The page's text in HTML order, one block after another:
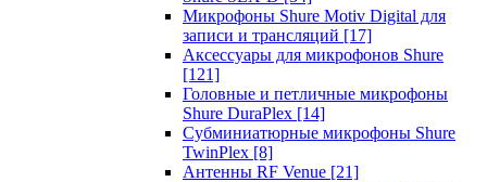
Микрофоны Shure Motiv Digital для
записи и трансляций [17]
Аксессуары для микрофонов Shure
[121]
Головные и петличные микрофоны
Shure DuraPlex [14]
Субминиатюрные микрофоны Shure
TwinPlex [8]
Антенны RF Venue [21]